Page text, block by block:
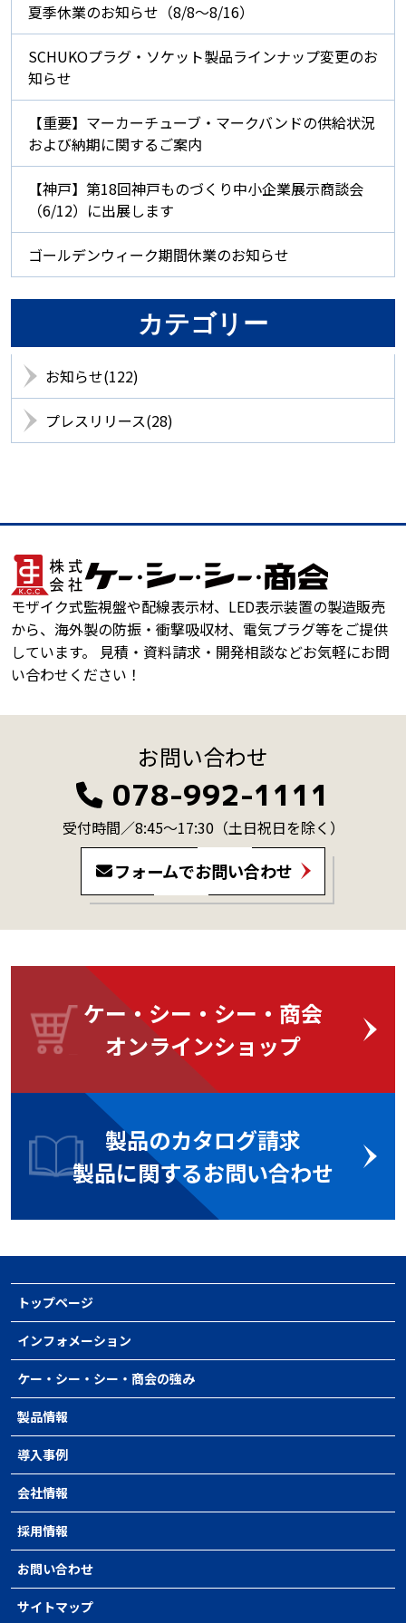
夏季休業のお知らせ（8/8～8/16）
SCHUKOプラグ・ソケット製品ラインナップ変更のお
知らせ
【重要】マーカーチューブ・マークバンドの供給状況
および納期に関するご案内
【神戸】第18回神戸ものづくり中小企業展示商談会
（6/12）に出展します
ゴールデンウィーク期間休業のお知らせ
カテゴリー
お知らせ(122)
プレスリリース(28)
モザイク式監視盤や配線表示材、LED表示装置の製造販売
から、海外製の防振・衝撃吸収材、電気プラグ等をご提供
しています。 見積・資料請求・開発相談などお気軽にお問
い合わせください！
お問い合わせ
078-992-1111
受付時間／8:45～17:30（土日祝日を除く）
フォームでお問い合わせ
ケー・シー・シー・商会
オンラインショップ
製品のカタログ請求
製品に関するお問い合わせ
トップページ
インフォメーション
ケー・シー・シー・商会の強み
製品情報
導入事例
会社情報
採用情報
お問い合わせ
サイトマップ